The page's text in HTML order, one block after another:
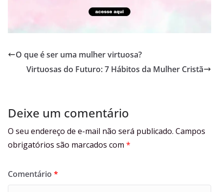
O que é ser uma mulher virtuosa?
Virtuosas do Futuro: 7 Hábitos da Mulher Cristã
Deixe um comentário
O seu endereço de e-mail não será publicado. Campos
obrigatórios são marcados com *
Comentário *